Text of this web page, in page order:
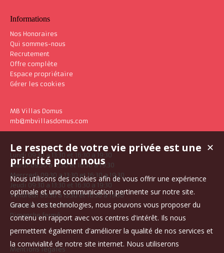
Informations
Nos Honoraires
Qui sommes-nous
Recrutement
Offre complète
Espace propriétaire
Gérer les cookies
MB Villas Domus
mb@mbvillasdomus.com
Lundi 09:30 a 13:30 et 16:30 a 19:30
Mardi 09:30 a 13:30 et 16:30 a 19:30
Mercredi 09:30 a 13:30 et 16:30 a 19:30
Jeudi 09:30 a 13:30 et 16:30 a 19:30
Vendredi 09:30 a 13:30 et 16:30 a 19:30
Samedi 10:30 a 14:30
Dimanche fermé
Mentions légales
✕
Le respect de votre vie privée est une
priorité pour nous
Nous utilisons des cookies afin de vous offrir une expérience
optimale et une communication pertinente sur notre site.
Grace à ces technologies, nous pouvons vous proposer du
contenu en rapport avec vos centres d'intérêt. Ils nous
permettent également d'améliorer la qualité de nos services et
la convivialité de notre site internet. Nous utiliserons